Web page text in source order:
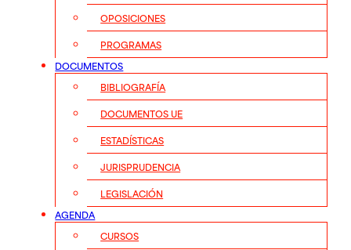
OPOSICIONES
PROGRAMAS
DOCUMENTOS
BIBLIOGRAFÍA
DOCUMENTOS UE
ESTADÍSTICAS
JURISPRUDENCIA
LEGISLACIÓN
AGENDA
CURSOS